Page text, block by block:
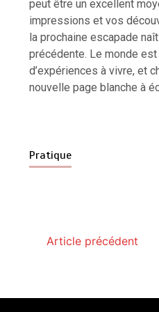
peut être un excellent
impressions et vos
la prochaine escapade
précédente. Le monde
d’expériences à vivre, et
nouvelle page blanche à
Pratique
Article précédent
de